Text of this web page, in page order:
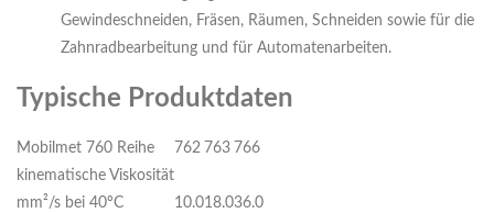
Gewindeschneiden, Fräsen, Räumen, Schneiden sowie für die
Zahnradbearbeitung und für Automatenarbeiten.
Typische Produktdaten
Mobilmet 760 Reihe 762 763 766
kinematische Viskosität
mm²/s bei 40ºC
10.018.036.0